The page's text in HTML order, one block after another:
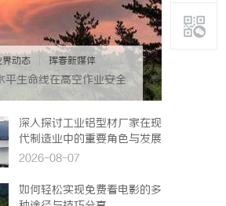
界动态 珲春新媒体
平生命线在高空作业安全
关键作用与应用解析
深入探讨工业铝型材厂家在现
代制造业中的重要角色与发展
趋势
2026-08-07
如何轻松实现免费看电影的多